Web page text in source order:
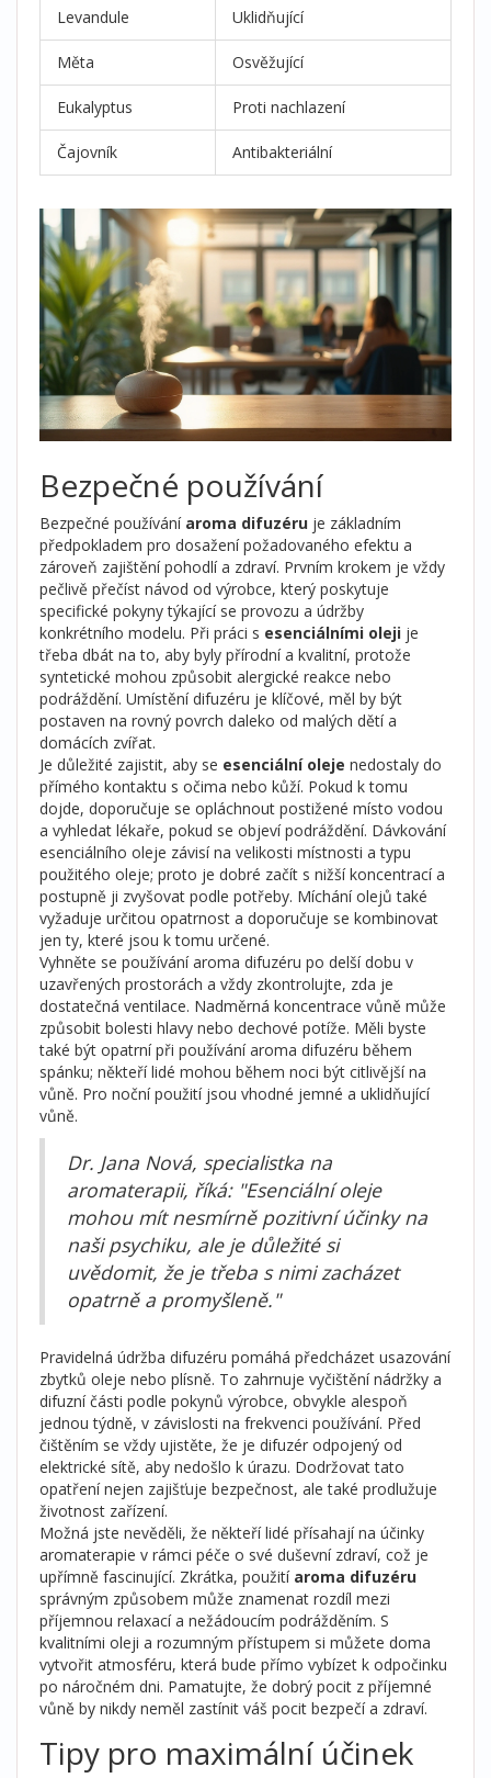
Levandule Uklidňující
Měta Osvěžující
Eukalyptus Proti nachlazení
Čajovník Antibakteriální
Bezpečné používání
Bezpečné používání aroma difuzéru je základním
předpokladem pro dosažení požadovaného efektu a
zároveň zajištění pohodlí a zdraví. Prvním krokem je vždy
pečlivě přečíst návod od výrobce, který poskytuje
specifické pokyny týkající se provozu a údržby
konkrétního modelu. Při práci s esenciálními oleji je
třeba dbát na to, aby byly přírodní a kvalitní, protože
syntetické mohou způsobit alergické reakce nebo
podráždění. Umístění difuzéru je klíčové, měl by být
postaven na rovný povrch daleko od malých dětí a
domácích zvířat.
Je důležité zajistit, aby se esenciální oleje nedostaly do
přímého kontaktu s očima nebo kůží. Pokud k tomu
dojde, doporučuje se opláchnout postižené místo vodou
a vyhledat lékaře, pokud se objeví podráždění. Dávkování
esenciálního oleje závisí na velikosti místnosti a typu
použitého oleje; proto je dobré začít s nižší koncentrací a
postupně ji zvyšovat podle potřeby. Míchání olejů také
vyžaduje určitou opatrnost a doporučuje se kombinovat
jen ty, které jsou k tomu určené.
Vyhněte se používání aroma difuzéru po delší dobu v
uzavřených prostorách a vždy zkontrolujte, zda je
dostatečná ventilace. Nadměrná koncentrace vůně může
způsobit bolesti hlavy nebo dechové potíže. Měli byste
také být opatrní při používání aroma difuzéru během
spánku; někteří lidé mohou během noci být citlivější na
vůně. Pro noční použití jsou vhodné jemné a uklidňující
vůně.
Dr. Jana Nová, specialistka na
aromaterapii, říká: "Esenciální oleje
mohou mít nesmírně pozitivní účinky na
naši psychiku, ale je důležité si
uvědomit, že je třeba s nimi zacházet
opatrně a promyšleně."
Pravidelná údržba difuzéru pomáhá předcházet usazování
zbytků oleje nebo plísně. To zahrnuje vyčištění nádržky a
difuzní části podle pokynů výrobce, obvykle alespoň
jednou týdně, v závislosti na frekvenci používání. Před
čištěním se vždy ujistěte, že je difuzér odpojený od
elektrické sítě, aby nedošlo k úrazu. Dodržovat tato
opatření nejen zajišťuje bezpečnost, ale také prodlužuje
životnost zařízení.
Možná jste nevěděli, že někteří lidé přísahají na účinky
aromaterapie v rámci péče o své duševní zdraví, což je
upřímně fascinující. Zkrátka, použití aroma difuzéru
správným způsobem může znamenat rozdíl mezi
příjemnou relaxací a nežádoucím podrážděním. S
kvalitními oleji a rozumným přístupem si můžete doma
vytvořit atmosféru, která bude přímo vybízet k odpočinku
po náročném dni. Pamatujte, že dobrý pocit z příjemné
vůně by nikdy neměl zastínit váš pocit bezpečí a zdraví.
Tipy pro maximální účinek